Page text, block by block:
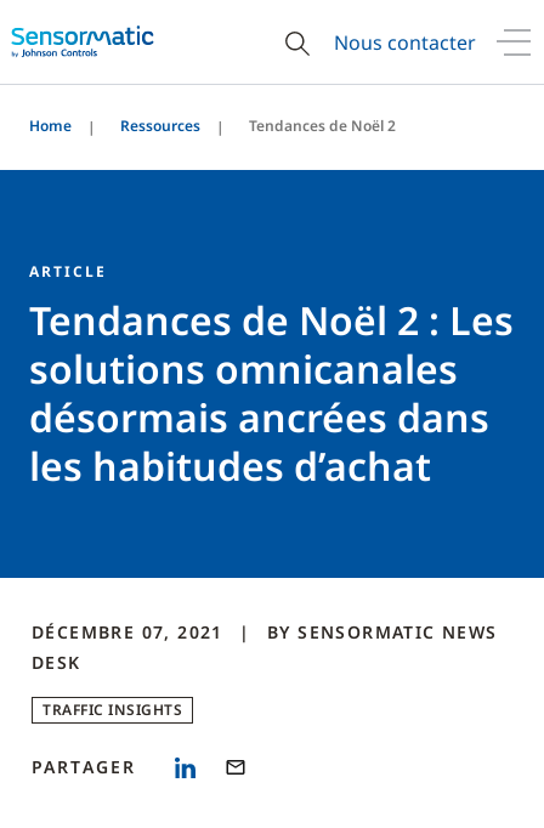
Nous contacter
Home Ressources Tendances de Noël 2
ARTICLE
Tendances de Noël 2 : Les
solutions omnicanales
désormais ancrées dans
les habitudes d’achat
DÉCEMBRE 07, 2021 BY SENSORMATIC NEWS
DESK
TRAFFIC INSIGHTS
PARTAGER